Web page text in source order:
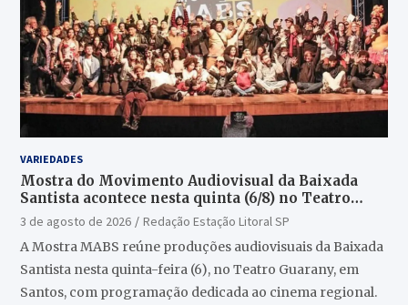
VARIEDADES
Mostra do Movimento Audiovisual da Baixada
Santista acontece nesta quinta (6/8) no Teatro
Guarany
3 de agosto de 2026
Redação Estação Litoral SP
A Mostra MABS reúne produções audiovisuais da Baixada
Santista nesta quinta-feira (6), no Teatro Guarany, em
Santos, com programação dedicada ao cinema regional.